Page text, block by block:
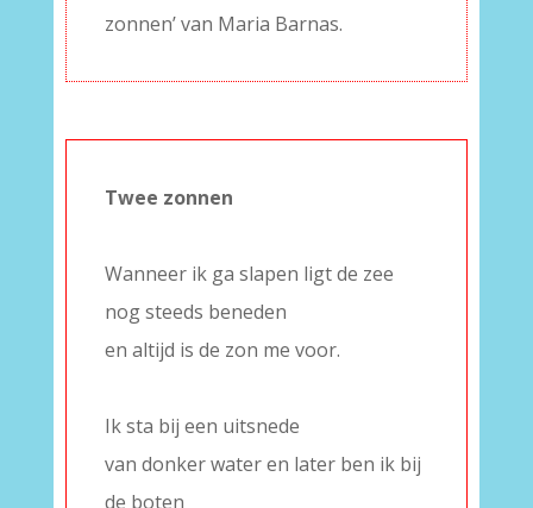
zonnen’ van Maria Barnas.
Twee zonnen
Wanneer ik ga slapen ligt de zee
nog steeds beneden
en altijd is de zon me voor.
Ik sta bij een uitsnede
van donker water en later ben ik bij
de boten